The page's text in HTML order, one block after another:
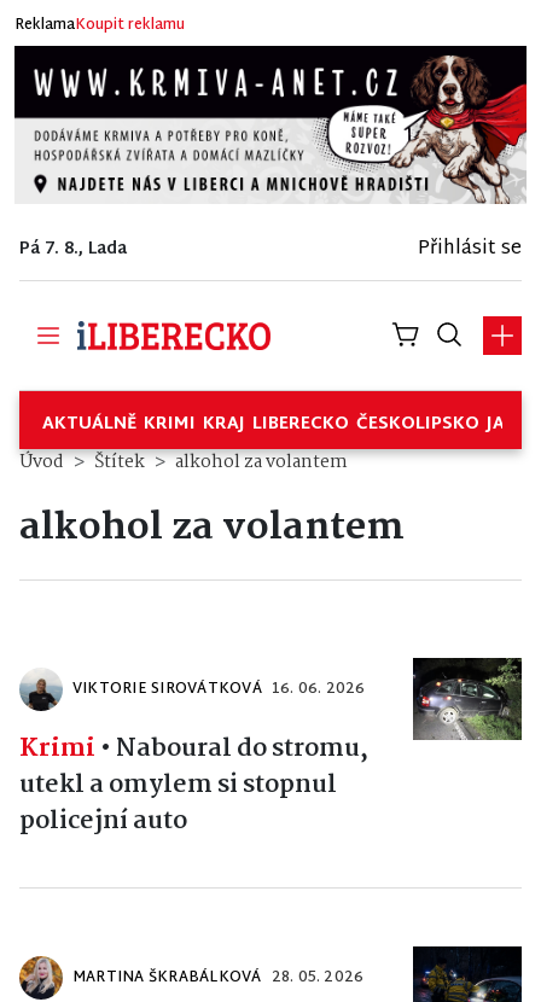
ReklamaKoupit reklamu
Pá 7. 8., Lada Přihlásit se
AKTUÁLNĚ KRIMI KRAJ LIBERECKO ČESKOLIPSKO
Úvod Štítek alkohol za volantem
alkohol za volantem
VIKTORIE SIROVÁTKOVÁ 16. 06. 2026
Krimi • Naboural do stromu,
utekl a omylem si stopnul
policejní auto
MARTINA ŠKRABÁLKOVÁ 28. 05. 2026